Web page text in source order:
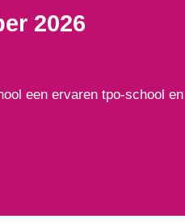
2026
een ervaren tpo-school